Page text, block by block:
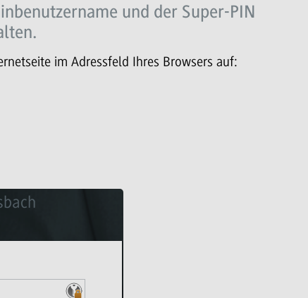
und der Super-PIN
im Adressfeld Ihres Browsers auf: